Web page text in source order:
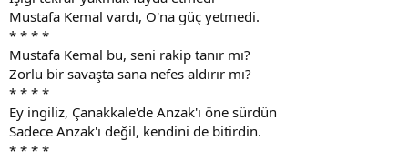
Mustafa Kemal vardı, O'na güç yetmedi.
* * * *
Mustafa Kemal bu, seni rakip tanır mı?
Zorlu bir savaşta sana nefes aldırır mı?
* * * *
Ey ingiliz, Çanakkale'de Anzak'ı öne sürdün
Sadece Anzak'ı değil, kendini de bitirdin.
* * * *